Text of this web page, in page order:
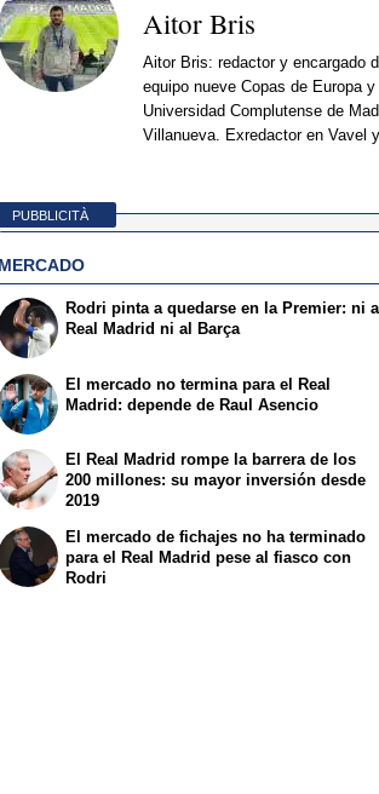
Aitor Bris
Aitor Bris: redactor y encargado
equipo nueve Copas de Europa
Universidad Complutense de
Villanueva. Exredactor en Vavel
PUBBLICITÀ
MERCADO
Rodri pinta a quedarse en la Premier: ni al
Real Madrid ni al Barça
El mercado no termina para el Real
Madrid: depende de Raul Asencio
El Real Madrid rompe la barrera de los
200 millones: su mayor inversión desde
2019
El mercado de fichajes no ha terminado
para el Real Madrid pese al fiasco con
Rodri